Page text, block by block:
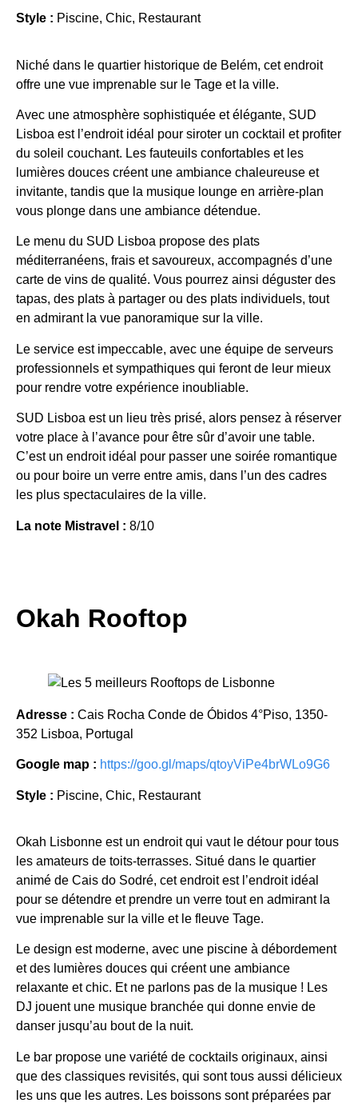
Style : Piscine, Chic, Restaurant
Niché dans le quartier historique de Belém, cet endroit
offre une vue imprenable sur le Tage et la ville.
Avec une atmosphère sophistiquée et élégante, SUD
Lisboa est l’endroit idéal pour siroter un cocktail et profiter
du soleil couchant. Les fauteuils confortables et les
lumières douces créent une ambiance chaleureuse et
invitante, tandis que la musique lounge en arrière-plan
vous plonge dans une ambiance détendue.
Le menu du SUD Lisboa propose des plats
méditerranéens, frais et savoureux, accompagnés d’une
carte de vins de qualité. Vous pourrez ainsi déguster des
tapas, des plats à partager ou des plats individuels, tout
en admirant la vue panoramique sur la ville.
Le service est impeccable, avec une équipe de serveurs
professionnels et sympathiques qui feront de leur mieux
pour rendre votre expérience inoubliable.
SUD Lisboa est un lieu très prisé, alors pensez à réserver
votre place à l’avance pour être sûr d’avoir une table.
C’est un endroit idéal pour passer une soirée romantique
ou pour boire un verre entre amis, dans l’un des cadres
les plus spectaculaires de la ville.
La note Mistravel : 8/10
Okah Rooftop
Adresse : Cais Rocha Conde de Óbidos 4°Piso, 1350-
352 Lisboa, Portugal
Google map : https://goo.gl/maps/qtoyViPe4brWLo9G6
Style : Piscine, Chic, Restaurant
Okah Lisbonne est un endroit qui vaut le détour pour tous
les amateurs de toits-terrasses. Situé dans le quartier
animé de Cais do Sodré, cet endroit est l’endroit idéal
pour se détendre et prendre un verre tout en admirant la
vue imprenable sur la ville et le fleuve Tage.
Le design est moderne, avec une piscine à débordement
et des lumières douces qui créent une ambiance
relaxante et chic. Et ne parlons pas de la musique ! Les
DJ jouent une musique branchée qui donne envie de
danser jusqu’au bout de la nuit.
Le bar propose une variété de cocktails originaux, ainsi
que des classiques revisités, qui sont tous aussi délicieux
les uns que les autres. Les boissons sont préparées par